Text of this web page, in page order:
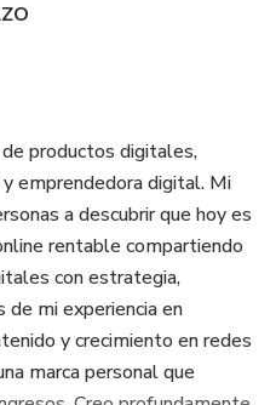
productos digitales,
emprendedora digital. Mi
a descubrir que hoy es
rentable compartiendo
con estrategia,
mi experiencia en
y crecimiento en redes
marca personal que